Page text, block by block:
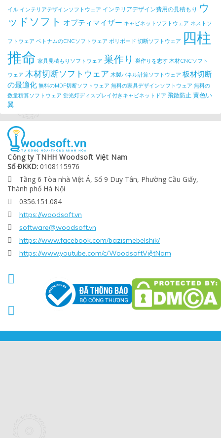
イル インテリアデザインソフトウェア インテリアデザイン費用の見積もり ウ
ッドソフト オプティマイザー キャビネットソフトウェア ネストソ
フトウェア ベトナムのCNCソフトウェア ポリボード 切断ソフトウェア 四柱
推命 家具見積もりソフトウェア 巣作り 巣作りを志す 木材CNCソフト
ウェア 木材切断ソフトウェア 木製パネル計算ソフトウェア 板材切断
の最適化 無料のMDF切断ソフトウェア 無料の家具デザインソフトウェア 無料の
数量積算ソフトウェア 蛍光灯ディスプレイ付きキャビネットドア 飛散防止 黄色い
翼
Công ty TNHH Woodsoft Việt Nam
Số ĐKKD: 0108115976

Tầng 6 Tòa nhà Việt Á, Số 9 Duy Tân, Phường Cầu Giấy,
Thành phố Hà Nội
 0356.151.084
 https://woodsoft.vn
 software@woodsoft.vn
 https://www.facebook.com/bazismebelshik/
 https://www.youtube.com/c/WoodsoftViệtNam

